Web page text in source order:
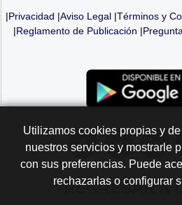
|Privacidad |Aviso Legal |Términos y
|Reglamento de Publicación |
Utilizamos cookies propias y
nuestros servicios y mostrarle
con sus preferencias. Puede
rechazarlas o configurar
REGRESAR A